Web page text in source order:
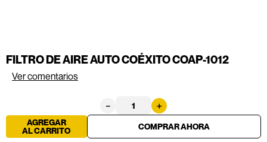
FILTRO DE AIRE AUTO COÉXITO COAP-1012
Ver comentarios
＋
－
AGREGAR
AL CARRITO